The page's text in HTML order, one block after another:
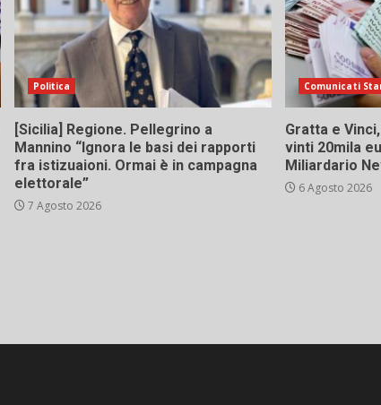
Politica
[Sicilia] Regione. Pellegrino a
Mannino “Ignora le basi dei rapporti
fra istizuaioni. Ormai è in campagna
elettorale”
7 Agosto 2026
Comunicati
Gratta e
vinti 20mila
Miliardario
6 Agosto 2026